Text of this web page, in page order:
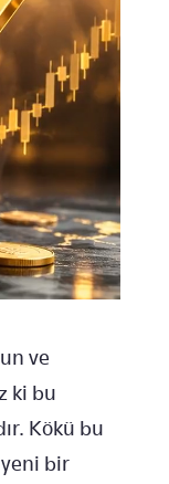
ve
ki bu
Kökü bu
bir